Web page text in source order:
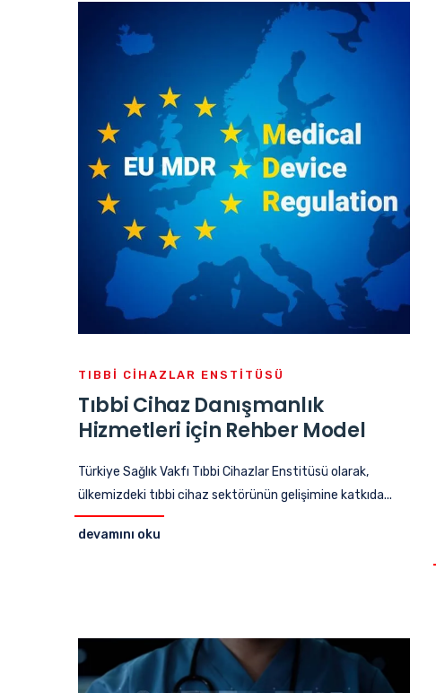
TIBBI CIHAZLAR ENSTITÜSÜ
Tıbbi Cihaz Danışmanlık
Hizmetleri için Rehber Model
Türkiye Sağlık Vakfı Tıbbi Cihazlar Enstitüsü olarak,
ülkemizdeki tıbbi cihaz sektörünün gelişimine katkıda...
devamını oku